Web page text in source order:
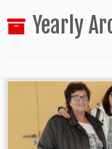
Yearly